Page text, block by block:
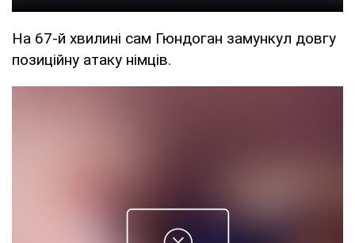
На 67-й хвилині сам Гюндоган замункул довгу
позиційну атаку німців.